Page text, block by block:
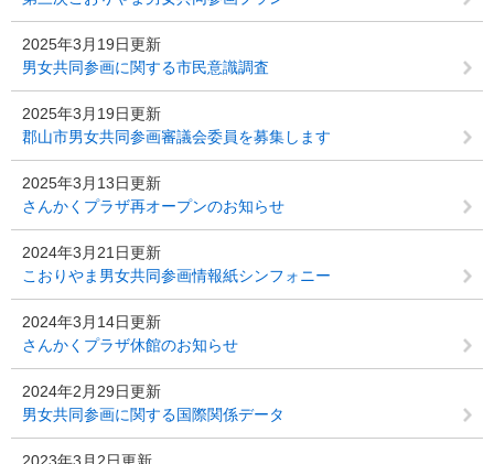
2025年3月19日更新
男女共同参画に関する市民意識調査
2025年3月19日更新
郡山市男女共同参画審議会委員を募集します
2025年3月13日更新
さんかくプラザ再オープンのお知らせ
2024年3月21日更新
こおりやま男女共同参画情報紙シンフォニー
2024年3月14日更新
さんかくプラザ休館のお知らせ
2024年2月29日更新
男女共同参画に関する国際関係データ